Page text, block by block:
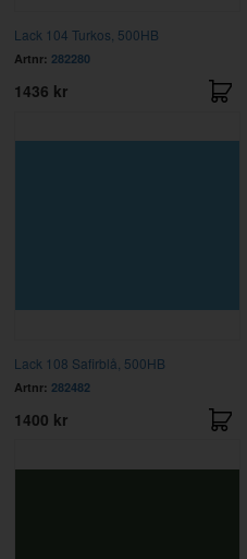
Lack 104 Turkos, 500HB
Artnr: 282280
1436 kr
Lack 108 Safirblå, 500HB
Artnr: 282482
1400 kr